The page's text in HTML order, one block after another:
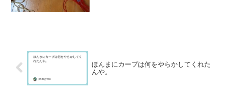
ほんまにカープは何をやらかしてくれた
んや。